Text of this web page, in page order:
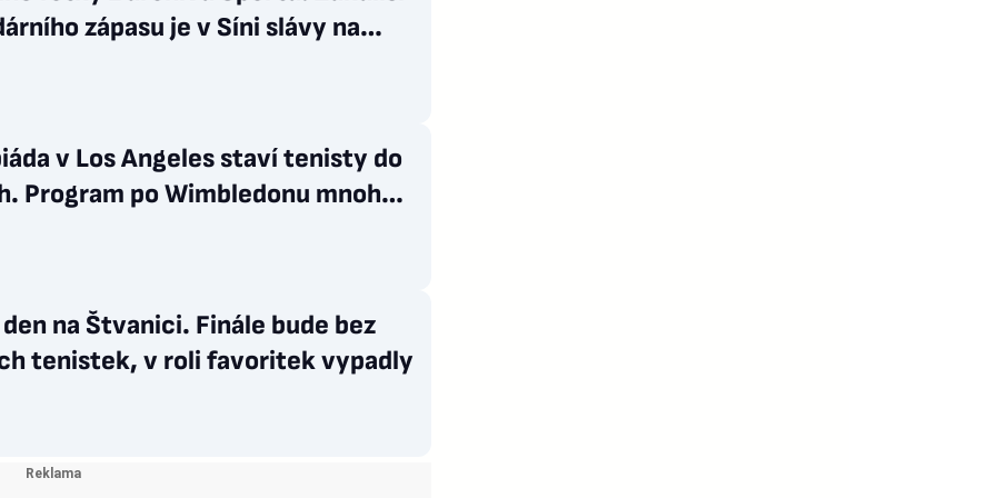
zápasu je v Síni slávy na
v Los Angeles staví tenisty do
Program po Wimbledonu mnohé z
na Štvanici. Finále bude bez
tenistek, v roli favoritek vypadly